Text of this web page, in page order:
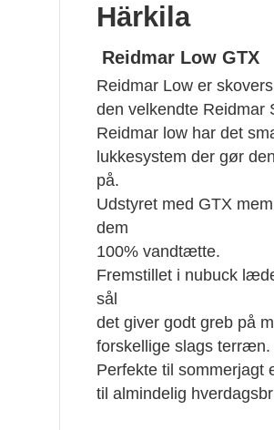
Härkila
Reidmar Low GTX
Reidmar Low er
den velkendte Reidmar
Reidmar low har det
lukkesystem der gør
på.
Udstyret med GTX
dem
100% vandtætte.
Fremstillet i nubuck
sål
det giver godt greb på
forskellige slags terræn.
Perfekte til sommerjagt
til almindelig